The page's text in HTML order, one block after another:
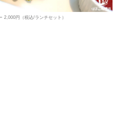
2,000円（税込/ランチセット）